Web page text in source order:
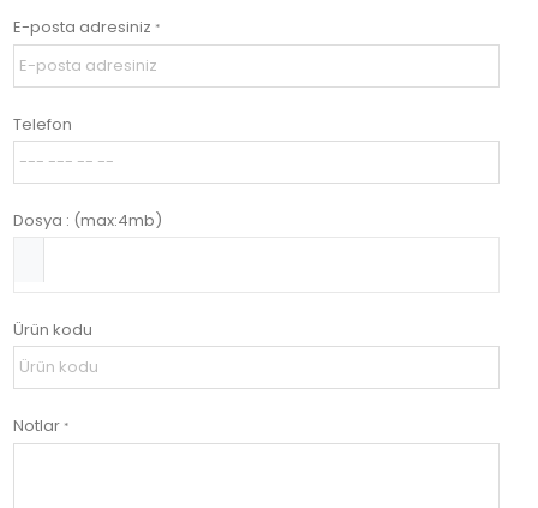
E-posta adresiniz *
Telefon
Dosya : (max:4mb)
Ürün kodu
Notlar *